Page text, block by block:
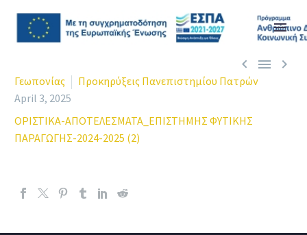
  
Γεωπονίας
Προκηρύξεις Πανεπιστημίου Πατρών
April 3, 2025
ΟΡΙΣΤΙΚΑ-ΑΠΟΤΕΛΕΣΜΑΤΑ_ΕΠΙΣΤΗΜΗΣ ΦΥΤΙΚΗΣ
ΠΑΡΑΓΩΓΗΣ-2024-2025 (2)